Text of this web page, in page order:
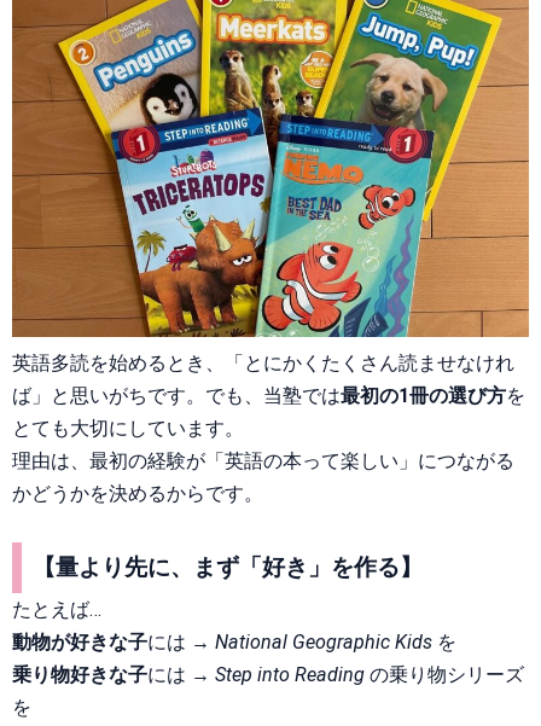
英語多読を始めるとき、「とにかくたくさん読ませなけれ
ば」と思いがちです。でも、当塾では最初の1冊の選び方を
とても大切にしています。
理由は、最初の経験が「英語の本って楽しい」につながる
かどうかを決めるからです。
【量より先に、まず「好き」を作る】
たとえば…
動物が好きな子には → National Geographic Kids を
乗り物好きな子には → Step into Reading の乗り物シリーズ
を